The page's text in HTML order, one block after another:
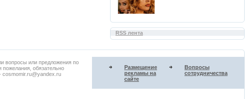
RSS лента
вопросы или предложения по
пожелания, обязательно
cosmomir.ru@yandex.ru
Размещение
рекламы на
сайте
Вопросы
сотрудничества